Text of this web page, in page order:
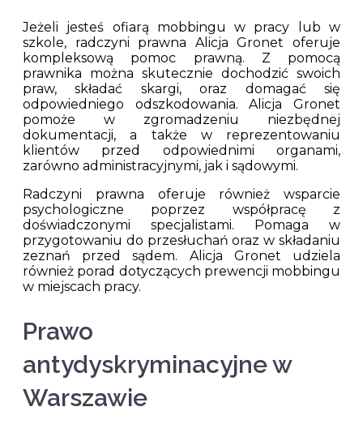
Jeżeli jesteś ofiarą mobbingu w pracy lub w
szkole, radczyni prawna Alicja Gronet oferuje
kompleksową pomoc prawną. Z pomocą
prawnika można skutecznie dochodzić swoich
praw, składać skargi, oraz domagać się
odpowiedniego odszkodowania. Alicja Gronet
pomoże w zgromadzeniu niezbędnej
dokumentacji, a także w reprezentowaniu
klientów przed odpowiednimi organami,
zarówno administracyjnymi, jak i sądowymi.
Radczyni prawna oferuje również wsparcie
psychologiczne poprzez współpracę z
doświadczonymi specjalistami. Pomaga w
przygotowaniu do przesłuchań oraz w składaniu
zeznań przed sądem. Alicja Gronet udziela
również porad dotyczących prewencji mobbingu
w miejscach pracy.
Prawo
antydyskryminacyjne w
Warszawie